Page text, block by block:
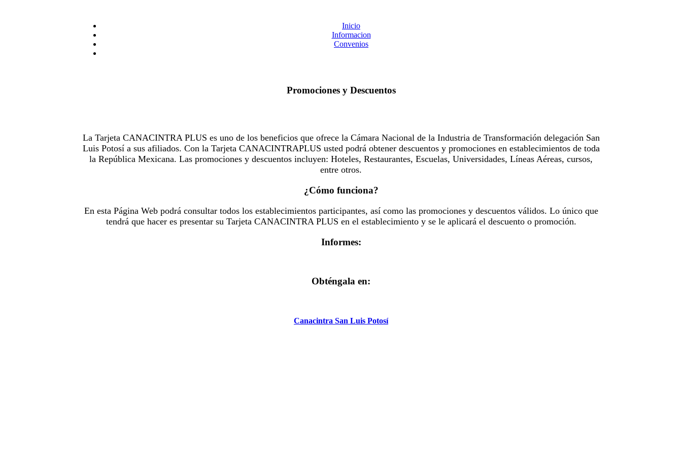
Inicio
Informacion
Convenios
Promociones y Descuentos
La Tarjeta CANACINTRA PLUS es uno de los beneficios que ofrece la Cámara Nacional de la Industria de Transformación delegación San
Luis Potosí a sus afiliados. Con la Tarjeta CANACINTRAPLUS usted podrá obtener descuentos y promociones en establecimientos de toda
la República Mexicana. Las promociones y descuentos incluyen: Hoteles, Restaurantes, Escuelas, Universidades, Líneas Aéreas, cursos,
entre otros.
¿Cómo funciona?
En esta Página Web podrá consultar todos los establecimientos participantes, así como las promociones y descuentos válidos. Lo único que
tendrá que hacer es presentar su Tarjeta CANACINTRA PLUS en el establecimiento y se le aplicará el descuento o promoción.
Informes:
Obténgala en:
Canacintra San Luis Potosí